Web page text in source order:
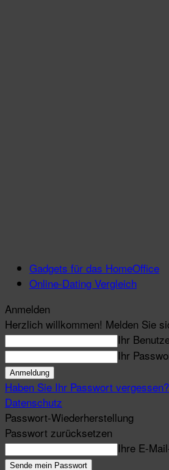
Gadgets für das HomeOffice
Online-Dating Vergleich
Anmelden
Herzlich willkommen! Melden Sie
Ihr
Ihr
Haben Sie Ihr Passwort
Datenschutz
Passwort-Wiederherstellung
Passwort zurücksetzen
Ihre E-